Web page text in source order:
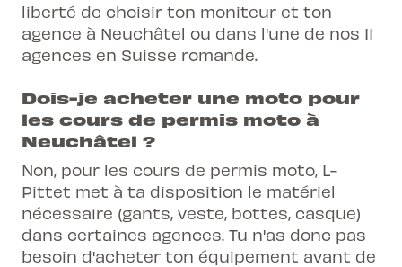
liberté de choisir ton moniteur et ton
agence à Neuchâtel ou dans l'une de nos 11
agences en Suisse romande.
Dois-je acheter une moto pour
les cours de permis moto à
Neuchâtel ?
Non, pour les cours de permis moto, L-
Pittet met à ta disposition le matériel
nécessaire (gants, veste, bottes, casque)
dans certaines agences. Tu n'as donc pas
besoin d'acheter ton équipement avant de